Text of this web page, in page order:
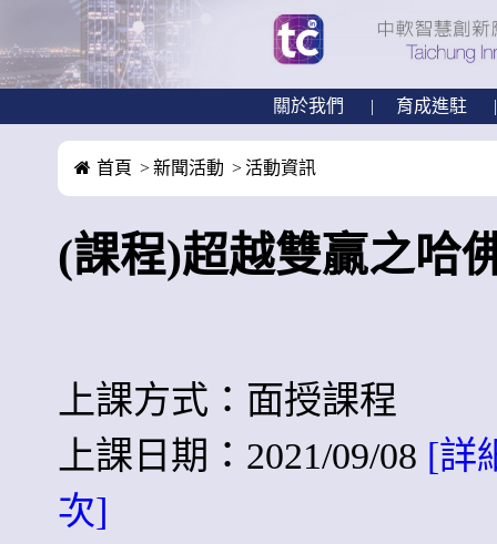
關於我們 育成進駐
首頁 新聞活動 活動資訊
(課程)超越雙贏之哈
上課方式：面授課程
上課日期：2021/09/08 [詳
次]